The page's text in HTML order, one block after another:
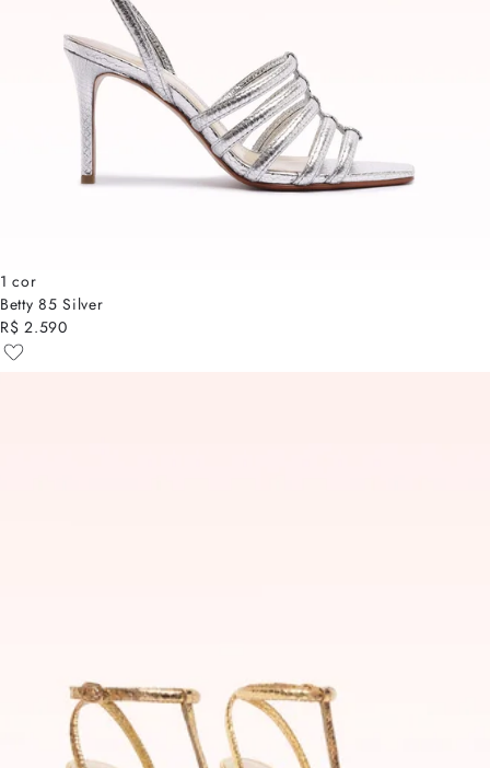
1 cor
Betty 85 Silver
R$ 2.590